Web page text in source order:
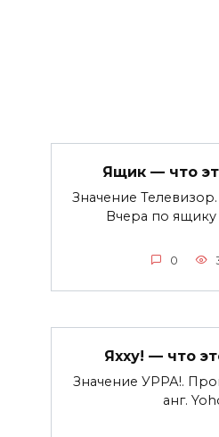
Ящик — что
Значение
Вчера по ящику
0
Яхху! — что
Значение УРРА!.
анг.